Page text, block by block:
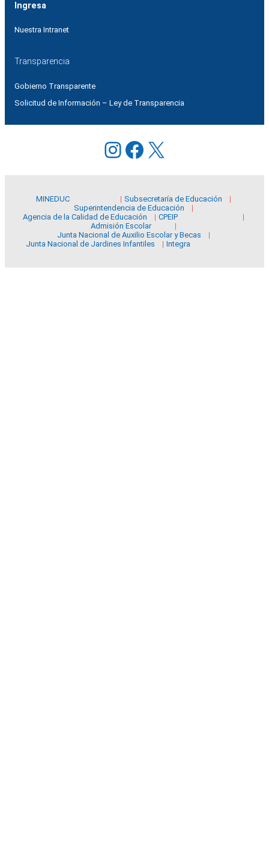
Ingresa
Nuestra Intranet
Transparencia
Gobierno Transparente
Solicitud de Información – Ley de Transparencia
Instagram
Facebook
X
MINEDUC
Subsecretaría de Educación
Superintendencia de Educación
Agencia de la Calidad de Educación
CPEIP
Admisión Escolar
Junta Nacional de Auxilio Escolar y Becas
Junta Nacional de Jardines Infantiles
Integra